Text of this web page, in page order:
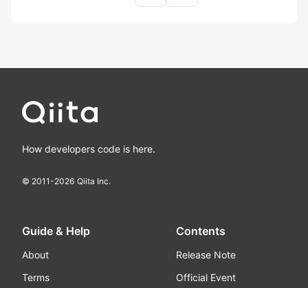
How developers code is here.
© 2011-2026 Qiita Inc.
Guide & Help
About
Terms
Contents
Release Note
Official Event